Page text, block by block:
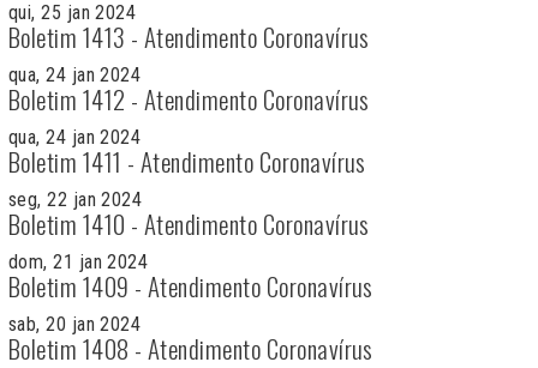
qui, 25 jan 2024
Boletim 1413 - Atendimento Coronavírus
qua, 24 jan 2024
Boletim 1412 - Atendimento Coronavírus
qua, 24 jan 2024
Boletim 1411 - Atendimento Coronavírus
seg, 22 jan 2024
Boletim 1410 - Atendimento Coronavírus
dom, 21 jan 2024
Boletim 1409 - Atendimento Coronavírus
sab, 20 jan 2024
Boletim 1408 - Atendimento Coronavírus